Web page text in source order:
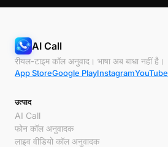
AI Call
रीयल-टाइम कॉल अनुवाद। भाषा अब बाधा नहीं है।
App StoreGoogle PlayInstagramYouTube
उत्पाद
AI Call
फोन कॉल अनुवादक
लाइव वीडियो कॉल अनुवादक